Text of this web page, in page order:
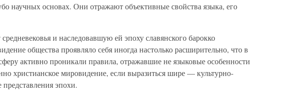
научных основах. Они отражают объективные свойства языка, его
и наследовавшую ей эпоху славянского барокко
общества проявляло себя иногда настолько расширительно, что в
активно проникали правила, отражавшие не языковые особенности
христианское мировидение, если выразиться шире — культурно-
представления эпохи.